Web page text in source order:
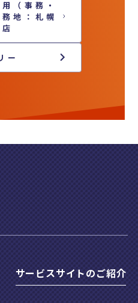
（事務・
地：札幌
ー
サービスサイトのご紹介